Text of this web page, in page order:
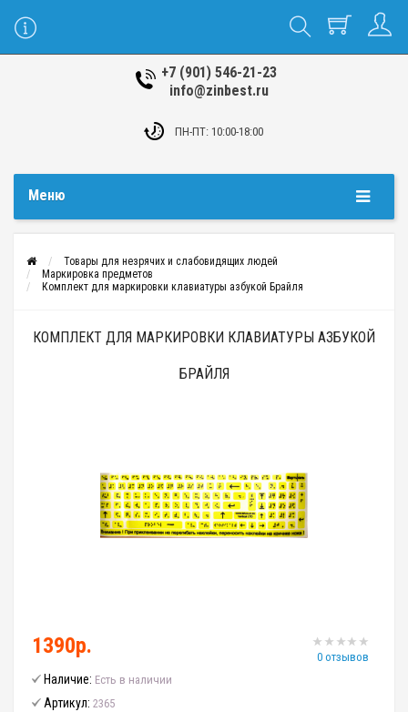
+7 (901) 546-21-23
info@zinbest.ru
ПН-ПТ: 10:00-18:00
Меню
Товары для незрячих и слабовидящих людей
Маркировка предметов
Комплект для маркировки клавиатуры азбукой Брайля
КОМПЛЕКТ ДЛЯ МАРКИРОВКИ КЛАВИАТУРЫ АЗБУКОЙ
БРАЙЛЯ
0 отзывов
1390р.
Наличие: Есть в наличии
Артикул: 2365